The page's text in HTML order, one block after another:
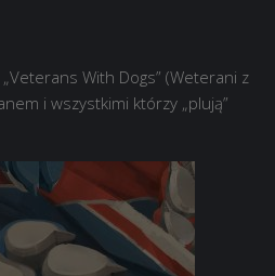
With Dogs” (Weterani z
i wszystkimi którzy „plują”